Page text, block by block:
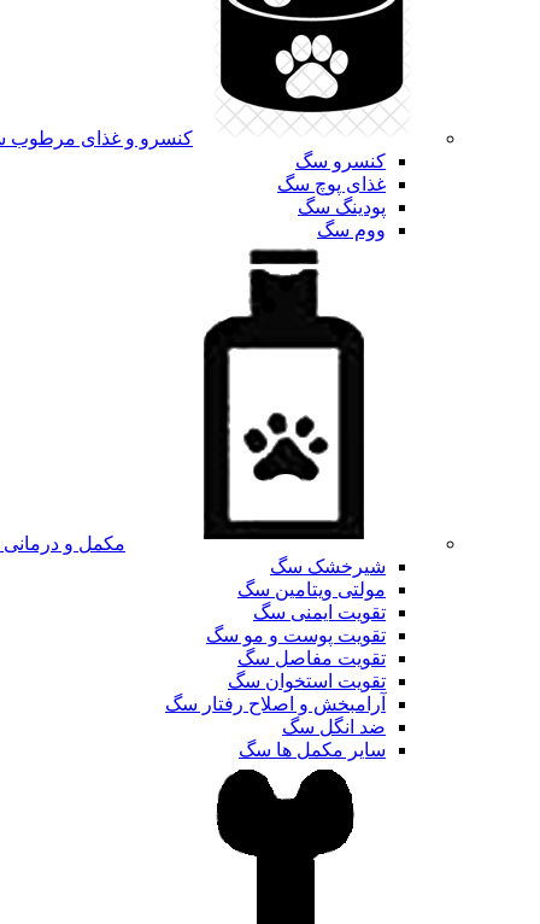
کنسرو و غذای
کنسرو سگ
غذای پوچ سگ
پودینگ سگ
ووم سگ
مکمل و
شیرخشک سگ
مولتی ویتامین سگ
تقویت ایمنی سگ
تقویت پوست و مو سگ
تقویت مفاصل سگ
تقویت استخوان سگ
آرامبخش و اصلاح رفتار سگ
ضد انگل سگ
سایر مکمل ها سگ